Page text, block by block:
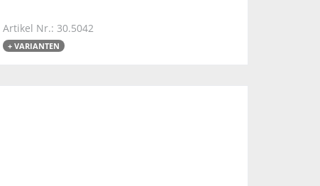
Artikel Nr.: 30.5042
+ VARIANTEN